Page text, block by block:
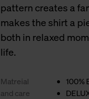
pattern creates a
makes the shirt a
both in relaxed
life.
Matreial
and care
100%